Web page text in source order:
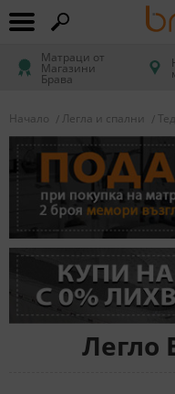
Матраци от
Магазини
Брава
Начало Легла и спални Тед
Легло